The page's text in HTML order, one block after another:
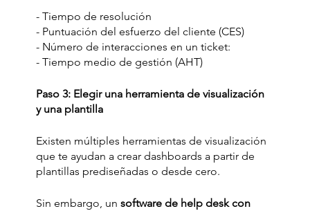
- Tiempo de resolución
- Puntuación del esfuerzo del cliente (CES)
- Número de interacciones en un ticket:
- Tiempo medio de gestión (AHT)
Paso 3: Elegir una herramienta de visualización
y una plantilla
Existen múltiples herramientas de visualización
que te ayudan a crear dashboards a partir de
plantillas prediseñadas o desde cero.
Sin embargo, un software de help desk con